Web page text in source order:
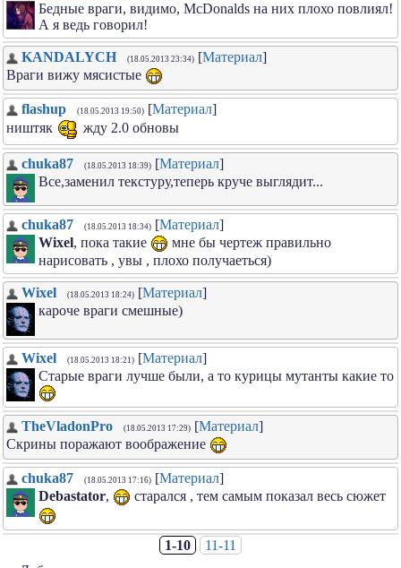
Бедные враги, видимо, McDonalds на них плохо повлиял!
А я ведь говорил!
KANDALYCH (18.05.2013 23:34) [Материал]
Враги вижу мясистые
flashup (18.05.2013 19:50) [Материал]
ништяк
жду 2.0 обновы
chuka87 (18.05.2013 18:39) [Материал]
Все,заменил текстуру,теперь круче выглядит...
chuka87 (18.05.2013 18:34) [Материал]
Wixel, пока такие
мне бы чертеж правильно
нарисовать , увы , плохо получаеться)
Wixel (18.05.2013 18:24) [Материал]
кароче враги смешные)
Wixel (18.05.2013 18:21) [Материал]
Старые враги лучше были, а то курицы мутанты какие то
TheVladonPro (18.05.2013 17:29) [Материал]
Скрины поражают воображение
chuka87 (18.05.2013 17:16) [Материал]
Debastator, старался , тем самым показал весь сюжет
1-10
11-11